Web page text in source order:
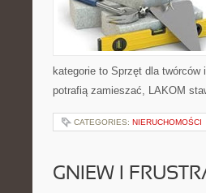
kategorie to Sprzęt dla
potrafią zamieszać, LAKOM
CATEGORIES: NIERUCHOMOŚCI
GNIEW I